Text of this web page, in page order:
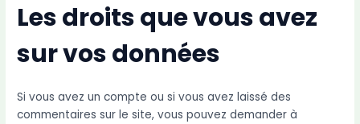
Les droits que vous avez
sur vos données
Si vous avez un compte ou si vous avez laissé des
commentaires sur le site, vous pouvez demander à